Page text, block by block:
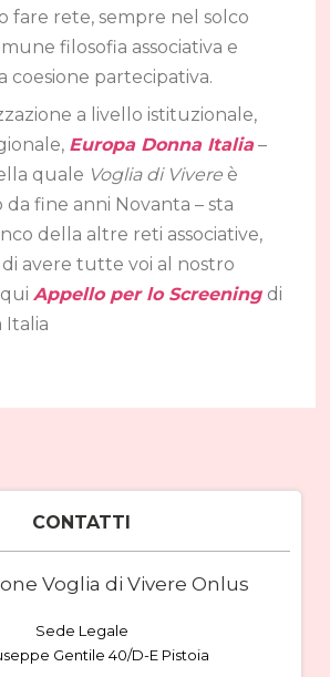
fare rete, sempre nel solco
filosofia associativa e
coesione partecipativa.
a livello istituzionale,
Europa Donna Italia–
quale Voglia di Vivere è
fine anni Novanta – sta
della altre reti associative,
avere tutte voi al nostro
quiAppello per lo Screening di
Italia
CONTATTI
Voglia di Vivere Onlus
Sede Legale
Gentile 40/D-E Pistoia